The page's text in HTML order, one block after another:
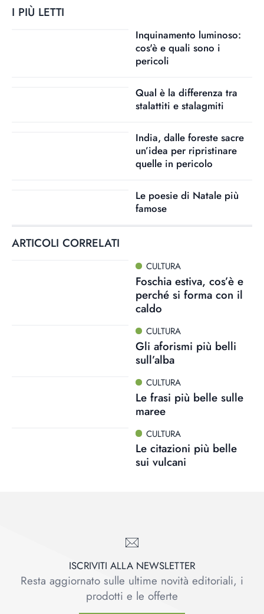
I PIÙ LETTI
Inquinamento luminoso:
cos'è e quali sono i
pericoli
Qual è la differenza tra
stalattiti e stalagmiti
India, dalle foreste sacre
un’idea per ripristinare
quelle in pericolo
Le poesie di Natale più
famose
ARTICOLI CORRELATI
CULTURA
Foschia estiva, cos’è e
perché si forma con il
caldo
CULTURA
Gli aforismi più belli
sull’alba
CULTURA
Le frasi più belle sulle
maree
CULTURA
Le citazioni più belle
sui vulcani
ISCRIVITI ALLA NEWSLETTER
Resta aggiornato sulle ultime novità editoriali, i
prodotti e le offerte